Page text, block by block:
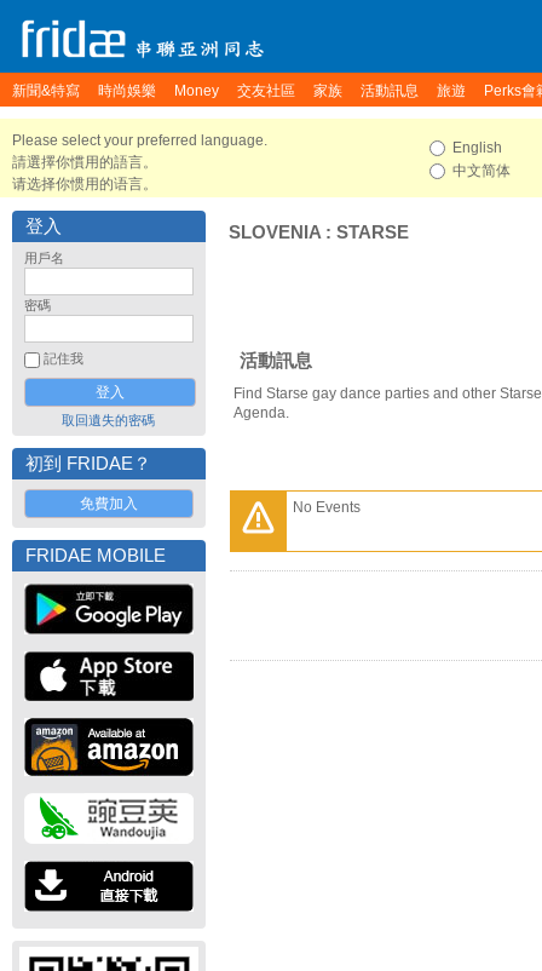
新聞&特寫 時尚娛樂 Money 交友社區 家族 活動訊息 旅遊 Perks會
Please select your preferred language.
請選擇你慣用的語言。
请选择你惯用的语言。
English
中文简体
登入
用戶名
密碼
記住我
取回遺失的密碼
初到 FRIDAE？
免費加入
FRIDAE MOBILE
SLOVENIA : STARSE
活動訊息
Find Starse gay dance parties and other
Agenda.
No Events